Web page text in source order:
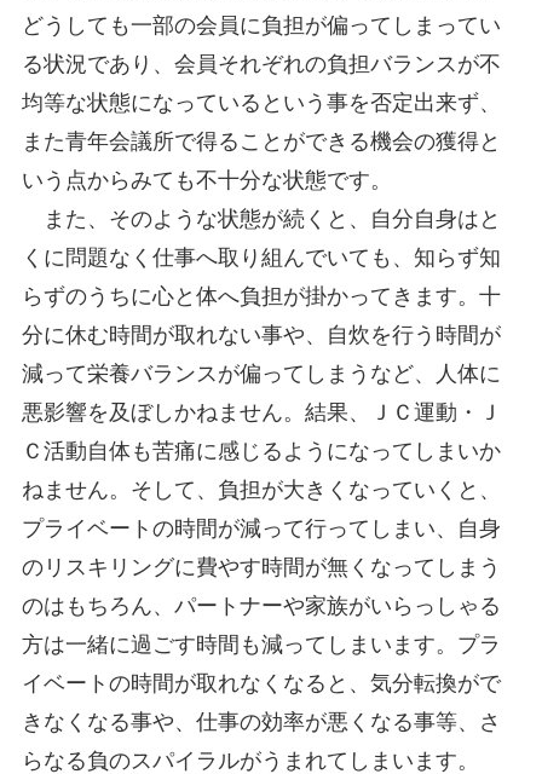
どうしても一部の会員に負担が偏ってしまってい
る状況であり、会員それぞれの負担バランスが不
均等な状態になっているという事を否定出来ず、
また青年会議所で得ることができる機会の獲得と
いう点からみても不十分な状態です。
また、そのような状態が続くと、自分自身はと
くに問題なく仕事へ取り組んでいても、知らず知
らずのうちに心と体へ負担が掛かってきます。十
分に休む時間が取れない事や、自炊を行う時間が
減って栄養バランスが偏ってしまうなど、人体に
悪影響を及ぼしかねません。結果、ＪＣ運動・Ｊ
Ｃ活動自体も苦痛に感じるようになってしまいか
ねません。そして、負担が大きくなっていくと、
プライベートの時間が減って行ってしまい、自身
のリスキリングに費やす時間が無くなってしまう
のはもちろん、パートナーや家族がいらっしゃる
方は一緒に過ごす時間も減ってしまいます。プラ
イベートの時間が取れなくなると、気分転換がで
きなくなる事や、仕事の効率が悪くなる事等、さ
らなる負のスパイラルがうまれてしまいます。